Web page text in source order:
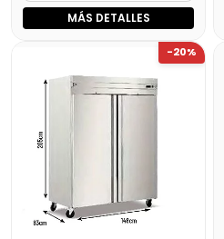
Marca
Cargando…
Cargando…
Disponibilidad
Cargando…
1753,29 €
MÁS DETALLES
-20%